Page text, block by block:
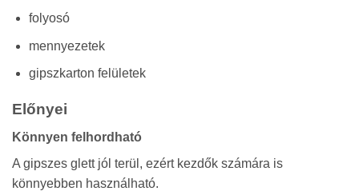
folyosó
mennyezetek
gipszkarton felületek
Előnyei
Könnyen felhordható
A gipszes glett jól terül, ezért kezdők számára is
könnyebben használható.